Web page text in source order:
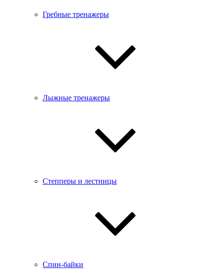
Гребные тренажеры
Лыжные тренажеры
Степперы и лестницы
Спин-байки